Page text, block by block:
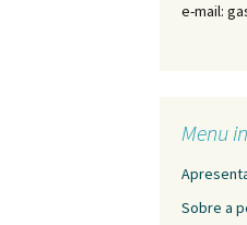
e-mail:
Menu
Sobre a